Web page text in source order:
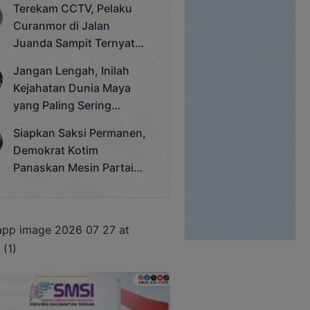
Cup 2025
Terekam CCTV, Pelaku
Curanmor di Jalan
Juanda Sampit Ternyata
Jangan Lengah, Inilah
Kejahatan Dunia Maya
yang Paling Sering
Siapkan Saksi Permanen,
Demokrat Kotim
Panaskan Mesin Partai